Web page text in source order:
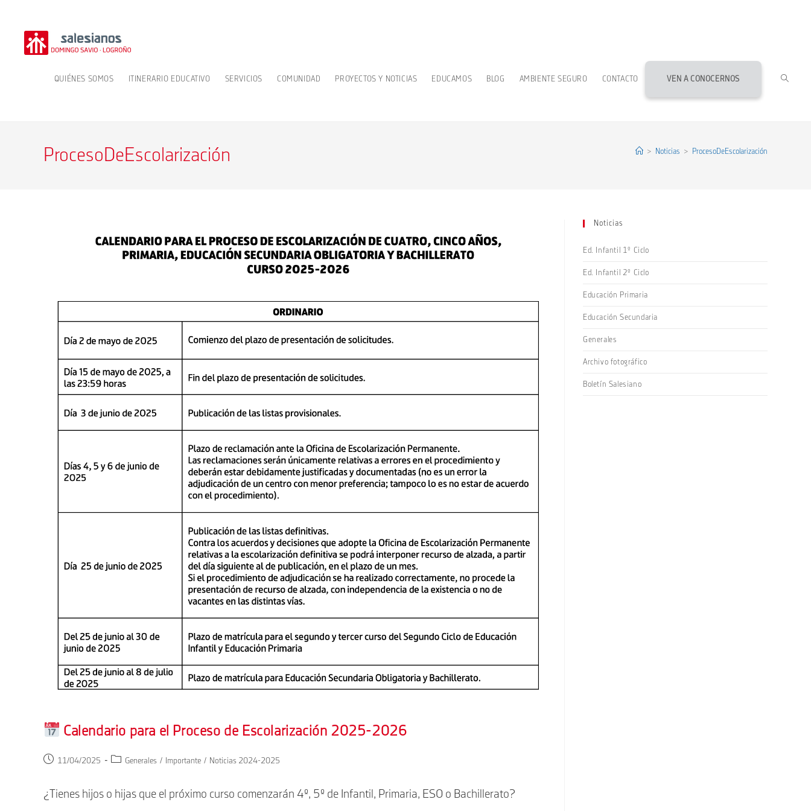
contenido
QUIÉNES SOMOS ITINERARIO EDUCATIVO SERVICIOS COMUNIDAD PROYECTOS Y NOTICIAS EDUCAMOS BLOG AMBIENTE SEGURO CONTACTO VEN A CONOCERNOS
ProcesoDeEscolarización > Noticias > ProcesoDeEscolarización
Calendario para el Proceso de Escolarización 2025-2026
Publicación
entrada:
11/04/2025
Categoría
entrada:
Generales / Importante / Noticias 2024-2025
¿Tienes hijos o hijas que el próximo curso comenzarán 4º, 5º de Infantil, Primaria, ESO o Bachillerato?
Noticias
Ed. Infantil 1º Ciclo
Ed. Infantil 2º Ciclo
Educación Primaria
Educación Secundaria
Generales
Archivo fotográfico
Boletín Salesiano